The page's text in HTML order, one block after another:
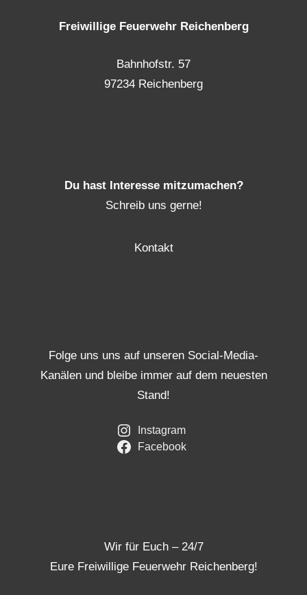
Freiwillige Feuerwehr Reichenberg
Bahnhofstr. 57
97234 Reichenberg
Du hast Interesse mitzumachen?
Schreib uns gerne!
Kontakt
Folge uns uns auf unseren Social-Media-
Kanälen und bleibe immer auf dem neuesten
Stand!
Instagram
Facebook
Wir für Euch – 24/7
Eure Freiwillige Feuerwehr Reichenberg!